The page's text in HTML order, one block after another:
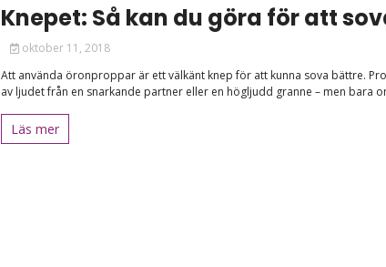
Knepet: Så kan du göra för att
oktober 11, 2018
Att använda öronproppar är ett välkänt knep för att kunna sova bättre.
av ljudet från en snarkande partner eller en högljudd granne – men bara
Läs mer